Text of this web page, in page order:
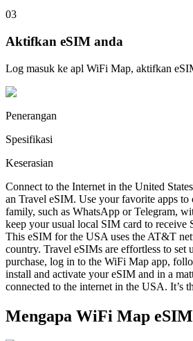
03
Aktifkan eSIM anda
Log masuk ke apl WiFi Map, aktifkan
Penerangan
Spesifikasi
Keserasian
Connect to the Internet in the United
an Travel eSIM. Use your favorite apps
family, such as WhatsApp or Telegram,
keep your usual local SIM card to receive
This eSIM for the USA uses the AT&T
country. Travel eSIMs are effortless to
purchase, log in to the WiFi Map app,
install and activate your eSIM and in a
connected to the internet in the USA. It’s
Mengapa WiFi Map eSIM